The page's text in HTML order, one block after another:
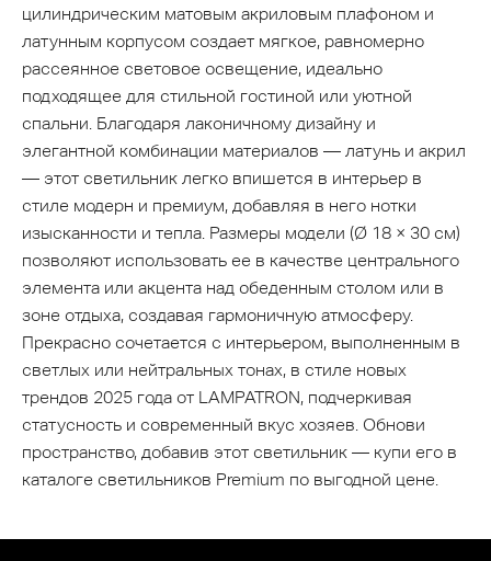
цилиндрическим матовым акриловым плафоном и
латунным корпусом создает мягкое, равномерно
рассеянное световое освещение, идеально
подходящее для стильной гостиной или уютной
спальни. Благодаря лаконичному дизайну и
элегантной комбинации материалов — латунь и акрил
— этот светильник легко впишется в интерьер в
стиле модерн и премиум, добавляя в него нотки
изысканности и тепла. Размеры модели (Ø 18 × 30 см)
позволяют использовать ее в качестве центрального
элемента или акцента над обеденным столом или в
зоне отдыха, создавая гармоничную атмосферу.
Прекрасно сочетается с интерьером, выполненным в
светлых или нейтральных тонах, в стиле новых
трендов 2025 года от LAMPATRON, подчеркивая
статусность и современный вкус хозяев. Обнови
пространство, добавив этот светильник — купи его в
каталоге светильников Premium по выгодной цене.